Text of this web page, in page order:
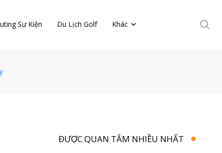
Sự Kiện Du Lịch Golf Khác
ĐƯỢC QUAN TÂM NHIỀU NHẤT